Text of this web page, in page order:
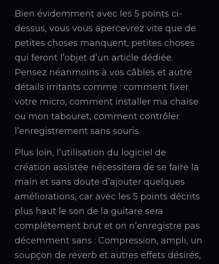
Bien évidemment avec les 5 points ci-
dessus, vous vous apercevrez vite que de
petites choses manquent, petites choses
qui feront l’objet d’un article dédiée.
Pensez néanmoins à vos câbles et autre
détails irritants comme : comment fixer
votre micro, comment installer ma chaise
ou mon tabouret, comment contrôler
l’enregistrement sans souris.
Plus loin, l’utilisation du logiciel de
création assistée nécessitera de se faire la
main et sans doute d’ajouter quelques
améliorations, car avec les 5 points décrits
plus haut le son de la guitare sera
complétement brut et on n’enregistre pas
décemment sans : Compression, ampli, un
soupçon de reverb et autres effets désirés,